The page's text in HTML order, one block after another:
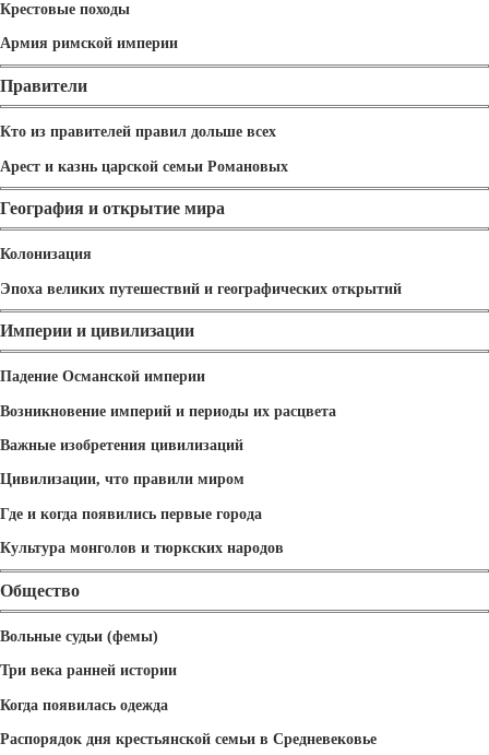
Крестовые походы
Армия римской империи
Правители
Кто из правителей правил дольше всех
Арест и казнь царской семьи Романовых
География и открытие мира
Колонизация
Эпоха великих путешествий и географических открытий
Империи и цивилизации
Падение Османской империи
Возникновение империй и периоды их расцвета
Важные изобретения цивилизаций
Цивилизации, что правили миром
Где и когда появились первые города
Культура монголов и тюркских народов
Общество
Вольные судьи (фемы)
Три века ранней истории
Когда появилась одежда
Распорядок дня крестьянской семьи в Средневековье